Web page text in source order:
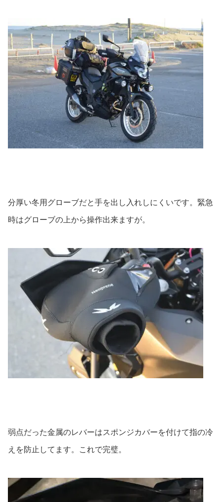
分厚い冬用グローブだと手を出し入れしにくいです。緊急
時はグローブの上から操作出来ますが。
弱点だった金属のレバーはスポンジカバーを付けて指の冷
えを防止してます。これで完璧。